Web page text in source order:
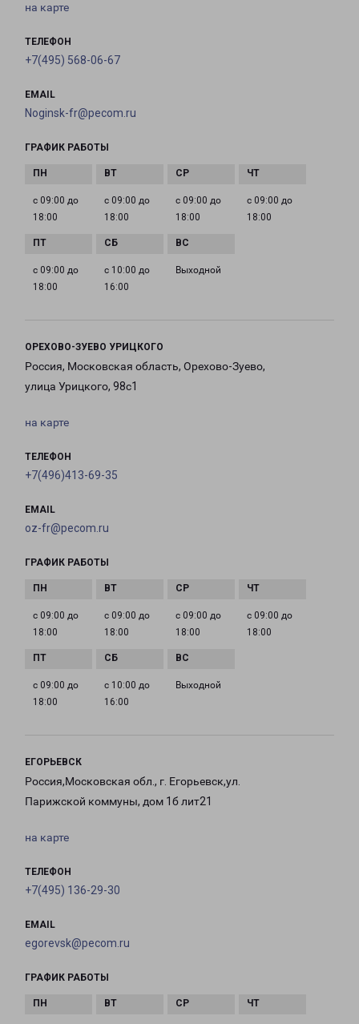
на карте
ТЕЛЕФОН
+7(495) 568-06-67
EMAIL
Noginsk-fr@pecom.ru
ГРАФИК РАБОТЫ
с 09:00 до
18:00
с 09:00 до
18:00
с 09:00 до
18:00
с 09:00 до
18:00
с 09:00 до
18:00
с 10:00 до
16:00
Выходной
ОРЕХОВО-ЗУЕВО УРИЦКОГО
Россия, Московская область, Орехово-Зуево,
улица Урицкого, 98с1
на карте
ТЕЛЕФОН
+7(496)413-69-35
EMAIL
oz-fr@pecom.ru
ГРАФИК РАБОТЫ
с 09:00 до
18:00
с 09:00 до
18:00
с 09:00 до
18:00
с 09:00 до
18:00
с 09:00 до
18:00
с 10:00 до
16:00
Выходной
ЕГОРЬЕВСК
Россия,Московская обл., г. Егорьевск,ул.
Парижской коммуны, дом 1б лит21
на карте
ТЕЛЕФОН
+7(495) 136-29-30
EMAIL
egorevsk@pecom.ru
ГРАФИК РАБОТЫ